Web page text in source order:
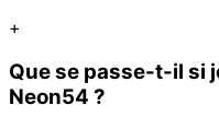
+
Que se passe-t-il si
Neon54 ?